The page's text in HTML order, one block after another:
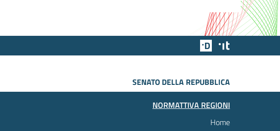
Team Digitale
SENATO DELLA REPUBBLICA
NORMATTIVA REGIONI
Home